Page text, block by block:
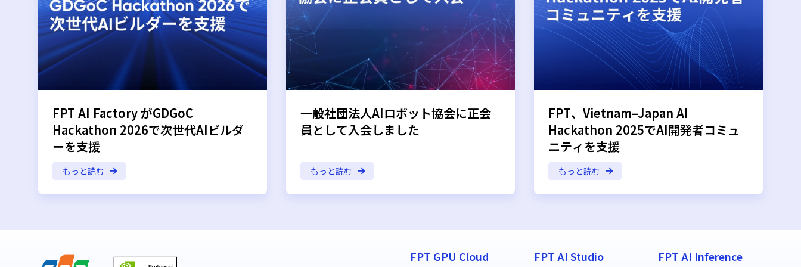
FPT AI Factory がGDGoC
Hackathon 2026で次世代AIビルダ
ーを支援
もっと読む
一般社団法人AIロボット協会に正会
員として入会しました
もっと読む
FPT、Vietnam–Japan AI
Hackathon 2025でAI開発者コミュ
ニティを支援
もっと読む
FPT GPU Cloud FPT AI Studio FPT AI Inference